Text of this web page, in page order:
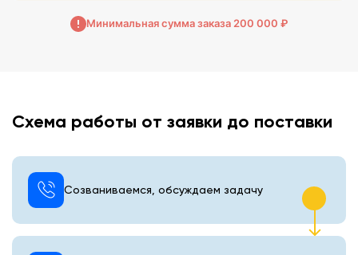
Минимальная сумма заказа 200 000 ₽
Схема работы от заявки до поставки
Созваниваемся, обсуждаем задачу